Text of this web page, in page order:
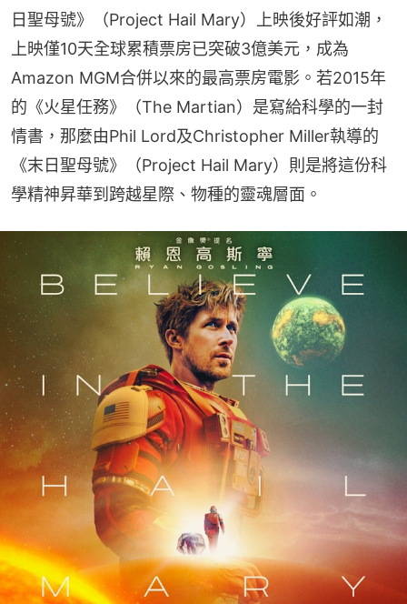
日聖母號》（Project Hail Mary）上映後好評如潮，
上映僅10天全球累積票房已突破3億美元，成為
Amazon MGM合併以來的最高票房電影。若2015年
的《火星任務》（The Martian）是寫給科學的一封
情書，那麼由Phil Lord及Christopher Miller執導的
《末日聖母號》（Project Hail Mary）則是將這份科
學精神昇華到跨越星際、物種的靈魂層面。